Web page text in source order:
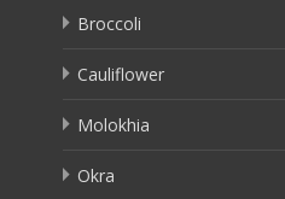
Broccoli
Cauliflower
Molokhia
Okra